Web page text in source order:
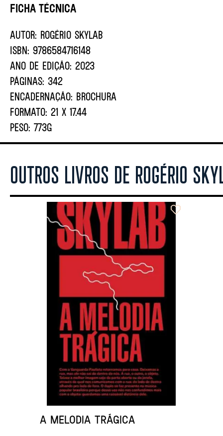
Ficha Técnica
AUTOR: Rogério Skylab
ISBN: 9786584716148
ANO DE EDIÇÃO: 2023
PÁGINAS: 342
ENCADERNAÇÃO: BROCHURA
FORMATO: 21 X 17.44
PESO: 773G
OUTROS LIVROS DE ROGÉRIO
A MELODIA TRÁGICA